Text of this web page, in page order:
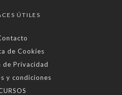
ÚTILES
de Cookies
de Privacidad
y condiciones